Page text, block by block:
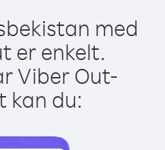
med
er enkelt.
Viber Out-
kan du: